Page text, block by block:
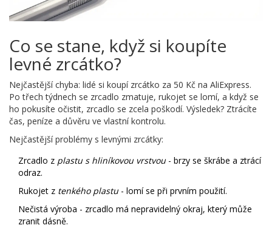
Co se stane, když si koupíte
levné zrcátko?
Nejčastější chyba: lidé si koupí zrcátko za 50 Kč na AliExpress.
Po třech týdnech se zrcadlo zmatuje, rukojet se lomí, a když se
ho pokusíte očistit, zrcadlo se zcela poškodí. Výsledek? Ztrácíte
čas, peníze a důvěru ve vlastní kontrolu.
Nejčastější problémy s levnými zrcátky:
Zrcadlo z plastu s hliníkovou vrstvou- brzy se škrábe a ztrácí
odraz.
Rukojet z tenkého plastu- lomí se při prvním použití.
Nečistá výroba - zrcadlo má nepravidelný okraj, který může
zranit dásně.